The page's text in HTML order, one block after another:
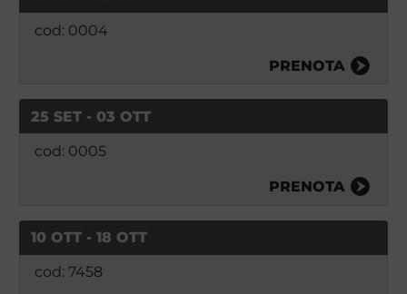
cod: 0004
PRENOTA
25 SET - 03 OTT
cod: 0005
PRENOTA
10 OTT - 18 OTT
cod: 7458